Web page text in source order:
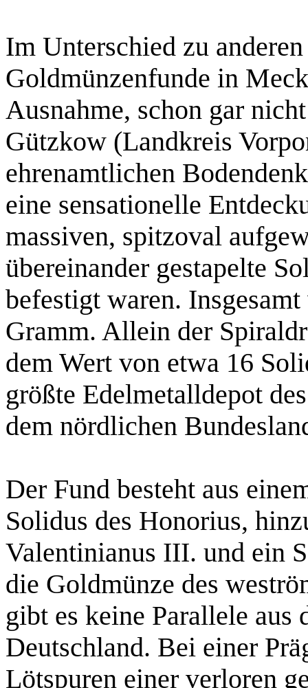
Im Unterschied zu
Goldmünzenfunde in
Ausnahme, schon gar
Gützkow (Landkreis
ehrenamtlichen
eine sensationelle
massiven, spitzoval
übereinander gestapelte
befestigt waren.
Gramm. Allein der
dem Wert von etwa 16
größte Edelmetalldepot
dem nördlichen
Der Fund besteht aus
Solidus des Honorius,
Valentinianus III. und ein
die Goldmünze des
gibt es keine Parallele aus
Deutschland. Bei einer
Lötspuren einer verloren